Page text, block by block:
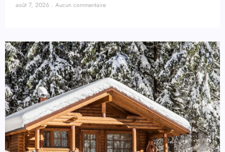
août 7, 2026 Aucun commentaire